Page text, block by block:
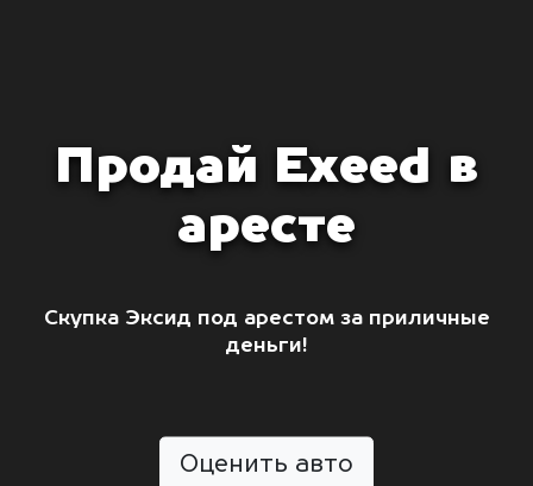
Продай Exeed в
аресте
Скупка Эксид под арестом за приличные
деньги!
Оценить авто